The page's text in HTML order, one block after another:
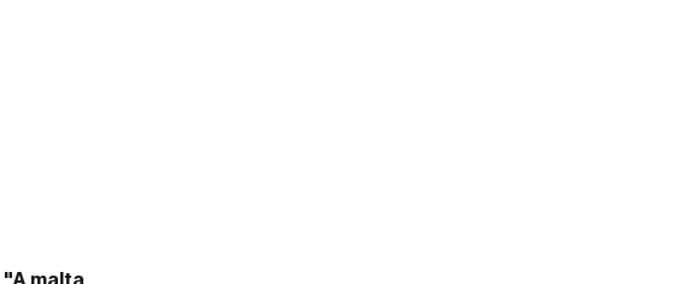
"A malta